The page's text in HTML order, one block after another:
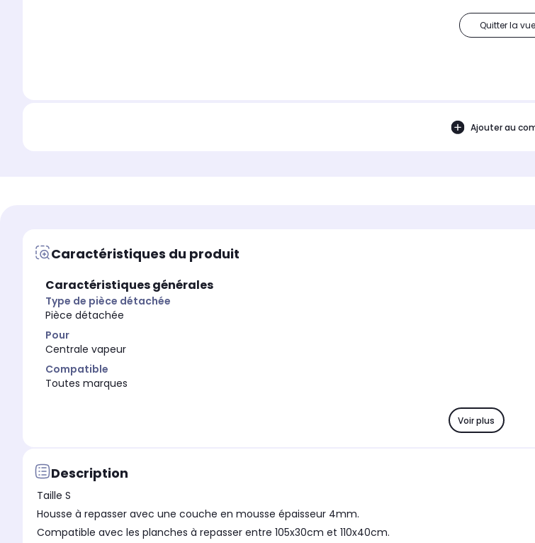
Quitter la
Ajouter au
Caractéristiques du produit
Caractéristiques générales
Type de pièce détachée
Pièce détachée
Pour
Centrale vapeur
Compatible
Toutes marques
Voir plus
Description
Taille S
Housse à repasser avec une couche en mousse épaisseur 4mm.
Compatible avec les planches à repasser entre 105x30cm et 110x40cm.